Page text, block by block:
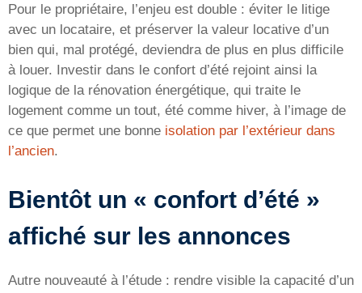
Pour le propriétaire, l’enjeu est double : éviter le litige
avec un locataire, et préserver la valeur locative d’un
bien qui, mal protégé, deviendra de plus en plus difficile
à louer. Investir dans le confort d’été rejoint ainsi la
logique de la rénovation énergétique, qui traite le
logement comme un tout, été comme hiver, à l’image de
ce que permet une bonne isolation par l’extérieur dans
l’ancien.
Bientôt un « confort d’été »
affiché sur les annonces
Autre nouveauté à l’étude : rendre visible la capacité d’un